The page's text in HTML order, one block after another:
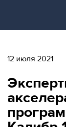
ПЛОЩАДИ
12 июля 2021